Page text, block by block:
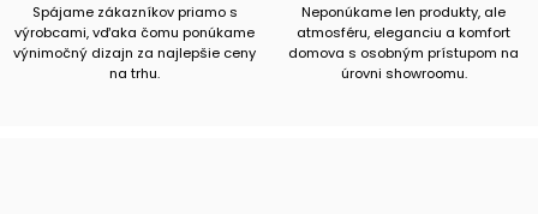
Spájame zákazníkov priamo s
výrobcami, vďaka čomu ponúkame
výnimočný dizajn za najlepšie ceny
na trhu.
Neponúkame len produkty, ale
atmosféru, eleganciu a komfort
domova s osobným prístupom na
úrovni showroomu.